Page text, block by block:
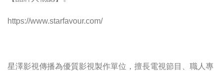
https://www.starfavour.com/
星澤影視傳播為優質影視製作單位，擅長電視節目、職人專